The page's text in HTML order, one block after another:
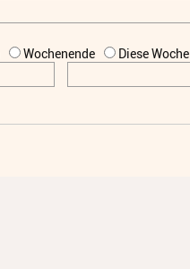
Wochenende Diese Woche